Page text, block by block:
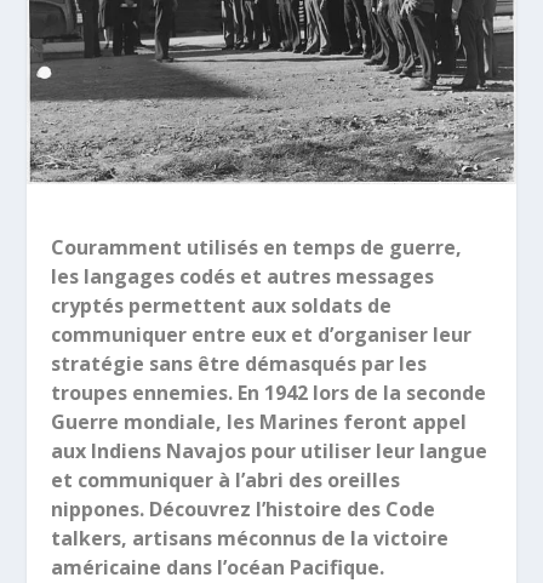
Couramment utilisés en temps de guerre,
les langages codés et autres messages
cryptés permettent aux soldats de
communiquer entre eux et d’organiser leur
stratégie sans être démasqués par les
troupes ennemies. En 1942 lors de la seconde
Guerre mondiale, les Marines feront appel
aux Indiens Navajos pour utiliser leur langue
et communiquer à l’abri des oreilles
nippones. Découvrez l’histoire des Code
talkers, artisans méconnus de la victoire
américaine dans l’océan Pacifique.